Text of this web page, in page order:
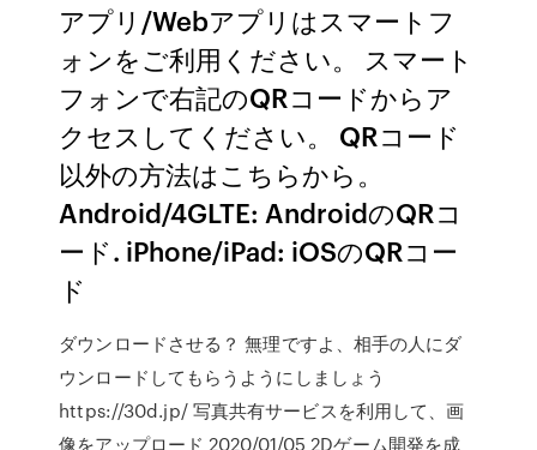
アプリ/Webアプリはスマートフ
ォンをご利用ください。 スマート
フォンで右記のQRコードからア
クセスしてください。 QRコード
以外の方法はこちらから。
Android/4GLTE: AndroidのQRコ
ード. iPhone/iPad: iOSのQRコー
ド
ダウンロードさせる？ 無理ですよ、相手の人にダ
ウンロードしてもらうようにしましょう
https://30d.jp/ 写真共有サービスを利用して、画
像をアップロード 2020/01/05 2Dゲーム開発を成